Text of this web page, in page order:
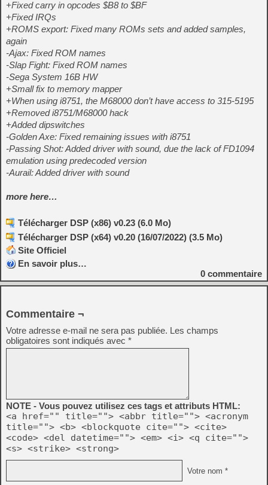
+Fixed carry in opcodes $B8 to $BF
+Fixed IRQs
+ROMS export: Fixed many ROMs sets and added samples,
again
-Ajax: Fixed ROM names
-Slap Fight: Fixed ROM names
-Sega System 16B HW
+Small fix to memory mapper
+When using i8751, the M68000 don’t have access to 315-5195
+Removed i8751/M68000 hack
+Added dipswitches
-Golden Axe: Fixed remaining issues with i8751
-Passing Shot: Added driver with sound, due the lack of FD1094
emulation using predecoded version
-Aurail: Added driver with sound
more here…
Télécharger DSP (x86) v0.23 (6.0 Mo)
Télécharger DSP (x64) v0.20 (16/07/2022) (3.5 Mo)
Site Officiel
En savoir plus…
0 commentaire
Commentaire ¬
Votre adresse e-mail ne sera pas publiée. Les champs
obligatoires sont indiqués avec *
NOTE - Vous pouvez utilisez ces tags et attributs HTML:
<a href="" title=""> <abbr title=""> <acronym
title=""> <b> <blockquote cite=""> <cite>
<code> <del datetime=""> <em> <i> <q cite="">
<s> <strike> <strong>
Votre nom *